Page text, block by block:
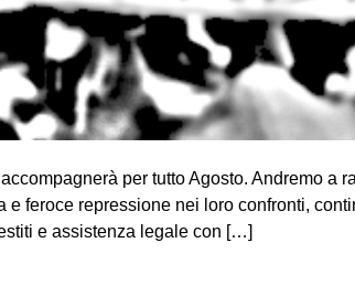
per tutto Agosto. Andremo a
e feroce repressione nei loro confronti,
e assistenza legale con […]